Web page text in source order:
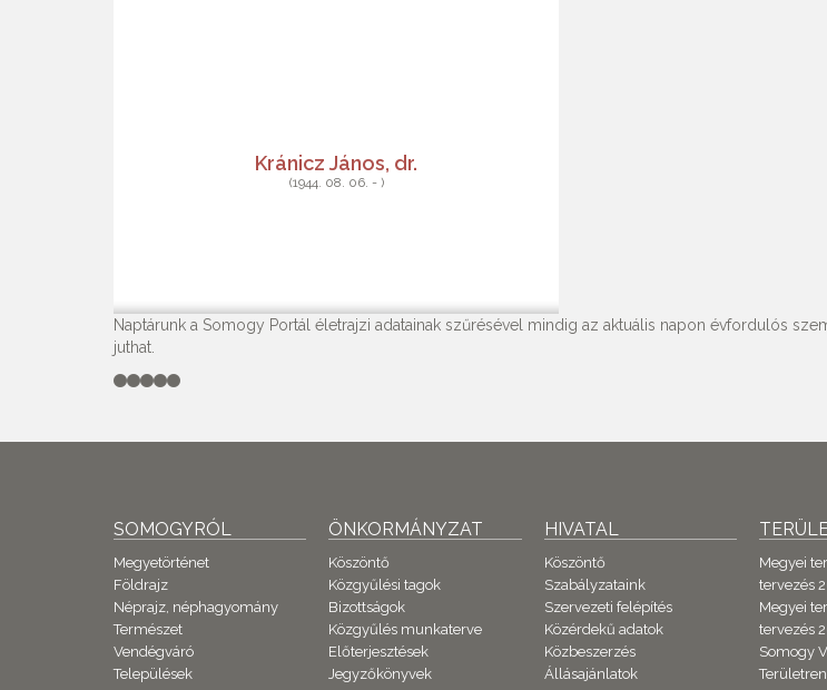
Kránicz János, dr.
(1944. 08. 06. - )
Naptárunk a Somogy Portál életrajzi adatainak szűrésével mindig az aktuális napon évfordulós
juthat.
SOMOGYRÓL
Megyetörténet
Földrajz
Néprajz, néphagyomány
Természet
Vendégváró
Települések
ÖNKORMÁNYZAT
Köszöntő
Közgyűlési tagok
Bizottságok
Közgyűlés munkaterve
Előterjesztések
Jegyzőkönyvek
HIVATAL
Köszöntő
Szabályzataink
Szervezeti felépítés
Közérdekű adatok
Közbeszerzés
Állásajánlatok
Megyei
tervezés
Megyei
tervezés
Somogy